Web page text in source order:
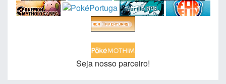
Seja nosso parceiro!